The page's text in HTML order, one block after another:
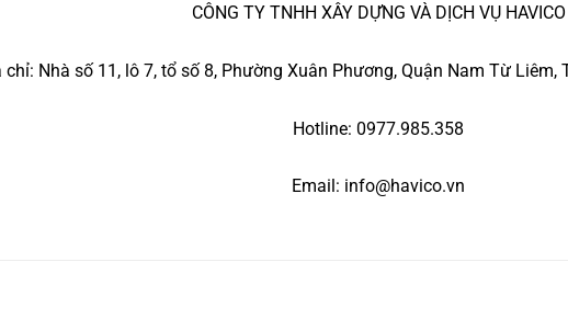
CÔNG TY TNHH XÂY DỰNG VÀ DỊCH VỤ HAVICO
Nhà số 11, lô 7, tổ số 8, Phường Xuân Phương, Quận Nam Từ Liêm,
Hotline: 0977.985.358
Email: info@havico.vn